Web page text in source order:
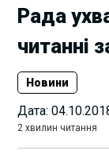
Рада
читанні
Новини
Дата:
2 хвилин читання